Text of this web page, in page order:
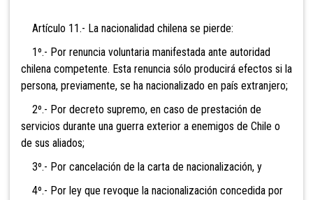
Artículo 11.- La nacionalidad chilena se pierde:
1º.- Por renuncia voluntaria manifestada ante autoridad
chilena competente. Esta renuncia sólo producirá efectos si la
persona, previamente, se ha nacionalizado en país extranjero;
2º.- Por decreto supremo, en caso de prestación de
servicios durante una guerra exterior a enemigos de Chile o
de sus aliados;
3º.- Por cancelación de la carta de nacionalización, y
4º.- Por ley que revoque la nacionalización concedida por